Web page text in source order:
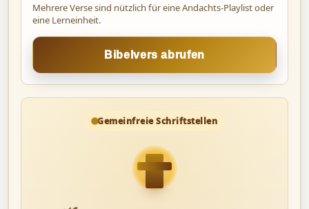
Mehrere Verse sind nützlich für eine Andachts-Playlist oder
eine Lerneinheit.
Bibelvers abrufen
Gemeinfreie Schriftstellen